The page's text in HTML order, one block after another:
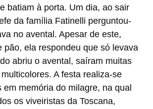
batiam à porta. Um dia, ao sair
da família Fatinelli perguntou-
no avental. Apesar de este,
pão, ela respondeu que só levava
abriu o avental, saíram muitas
A festa realiza-se
em memória do milagre, na qual
os viveiristas da Toscana,